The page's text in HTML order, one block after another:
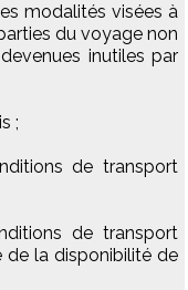
modalités visées à
du voyage non
inutiles par
;
de transport
de transport
de la disponibilité de